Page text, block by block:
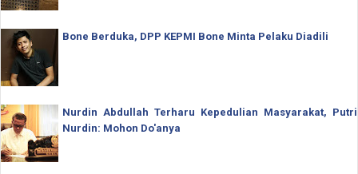
Bone Berduka, DPP KEPMI Bone Minta Pelaku Diadili
Nurdin Abdullah Terharu Kepedulian Masyarakat, Putri
Nurdin: Mohon Do'anya